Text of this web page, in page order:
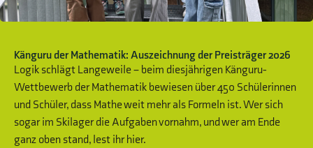
Känguru der Mathematik: Auszeichnung der Preisträger 2026
Logik schlägt Langeweile – beim diesjährigen Känguru-
Wettbewerb der Mathematik bewiesen über 450 Schülerinnen
und Schüler, dass Mathe weit mehr als Formeln ist. Wer sich
sogar im Skilager die Aufgaben vornahm, und wer am Ende
ganz oben stand, lest ihr hier.